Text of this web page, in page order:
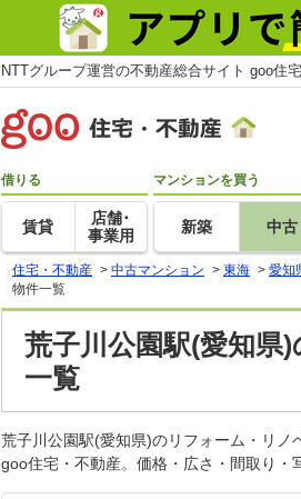
NTTグループ運営の不動産総合サイト goo住
借りる
賃貸
店舗･
事業用
マンションを買う
新築 中古
住宅・不動産 > 中古マンション > 東海 > 愛知
物件一覧
荒子川公園駅(愛知県
一覧
荒子川公園駅(愛知県)のリフォーム・リノ
goo住宅・不動産。価格・広さ・間取り・